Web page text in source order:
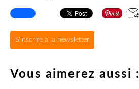
S'inscrire à la newsletter
Vous aimerez aussi :